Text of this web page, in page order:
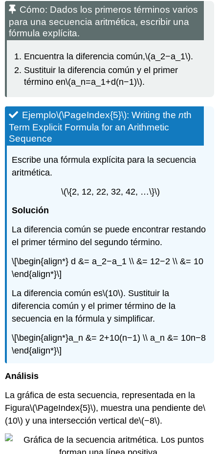
Cómo: Dados los primeros términos varios
para una secuencia aritmética, escribir una
fórmula explícita.
Encuentra la diferencia común,\(a_2−a_1\).
Sustituir la diferencia común y el primer
término en\(a_n=a_1+d(n−1)\).
Ejemplo\(\PageIndex{5}\): Writing thenth
Term Explicit Formula for an Arithmetic
Sequence
Escribe una fórmula explícita para la secuencia
aritmética.
\(\{2, 12, 22, 32, 42, …\}\)
Solución
La diferencia común se puede encontrar restando
el primer término del segundo término.
\[\begin{align*} d &= a_2−a_1 \\ &= 12−2 \\ &= 10
\end{align*}\]
La diferencia común es\(10\). Sustituir la
diferencia común y el primer término de la
secuencia en la fórmula y simplificar.
\[\begin{align*}a_n &= 2+10(n−1) \\ a_n &= 10n−8
\end{align*}\]
Análisis
La gráfica de esta secuencia, representada en la
Figura\(\PageIndex{5}\), muestra una pendiente de\
(10\) y una intersección vertical de\(−8\).